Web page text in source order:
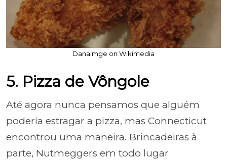
Danaimge on Wikimedia
5. Pizza de Vôngole
Até agora nunca pensamos que alguém
poderia estragar a pizza, mas Connecticut
encontrou uma maneira. Brincadeiras à
parte, Nutmeggers em todo lugar